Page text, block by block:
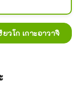
อมรอบเกาะ
ฮียวโกะ อาวาจิ
สัญญาว่าคุณจะ
วโก เกาะอาวาจิ